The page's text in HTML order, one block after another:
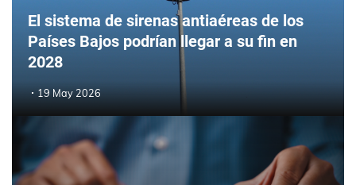
El sistema de sirenas antiaéreas de los
Países Bajos podrían llegar a su fin en
2028
19 May 2026